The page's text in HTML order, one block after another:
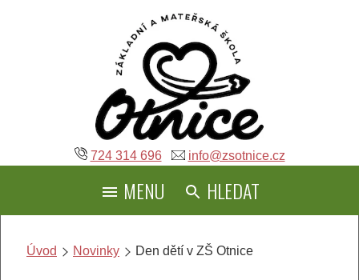
724 314 696 info@zsotnice.cz
MENU HLEDAT
Úvod Novinky Den dětí v ZŠ Otnice